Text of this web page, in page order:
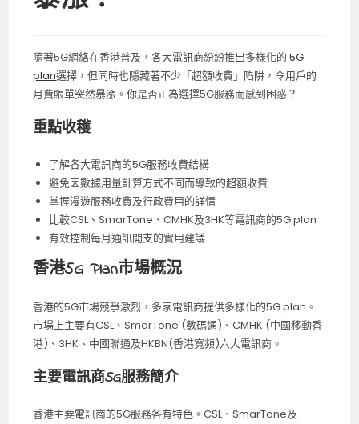
隨著5G網絡在香港普及，各大電訊商紛紛推出多樣化的5G
plan選擇，但同時也隱藏著不少「超額收費」陷阱，令用戶的
月費賬單突然暴漲。你是否正為選擇5G服務而感到困惑？
重點收穫
了解各大電訊商的5G服務收費結構
避免因數據用量計算方式不同而導致的超額收費
掌握漫遊服務收費及行政費用的詳情
比較CSL、SmarTone、CMHK及3HK等電訊商的5G plan
有效控制每月通訊開支的實用建議
香港5G Plan市場概況
香港的5G市場競爭激烈，多家電訊商提供多樣化的5G plan。
市場上主要有CSL、SmarTone (數碼通)、CMHK (中國移動香
港)、3HK、中國聯通及HKBN(香港寬頻)六大電訊商。
主要電訊商5G服務簡介
香港主要電訊商的5G服務各有特色。CSL、SmarTone及